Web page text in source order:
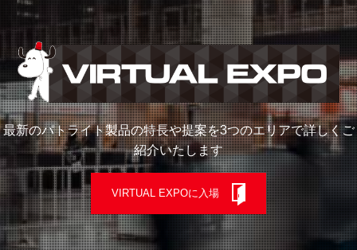
最新のパトライト製品の特長や提案を3つのエリアで詳しくご
紹介いたします
VIRTUAL EXPOに入場